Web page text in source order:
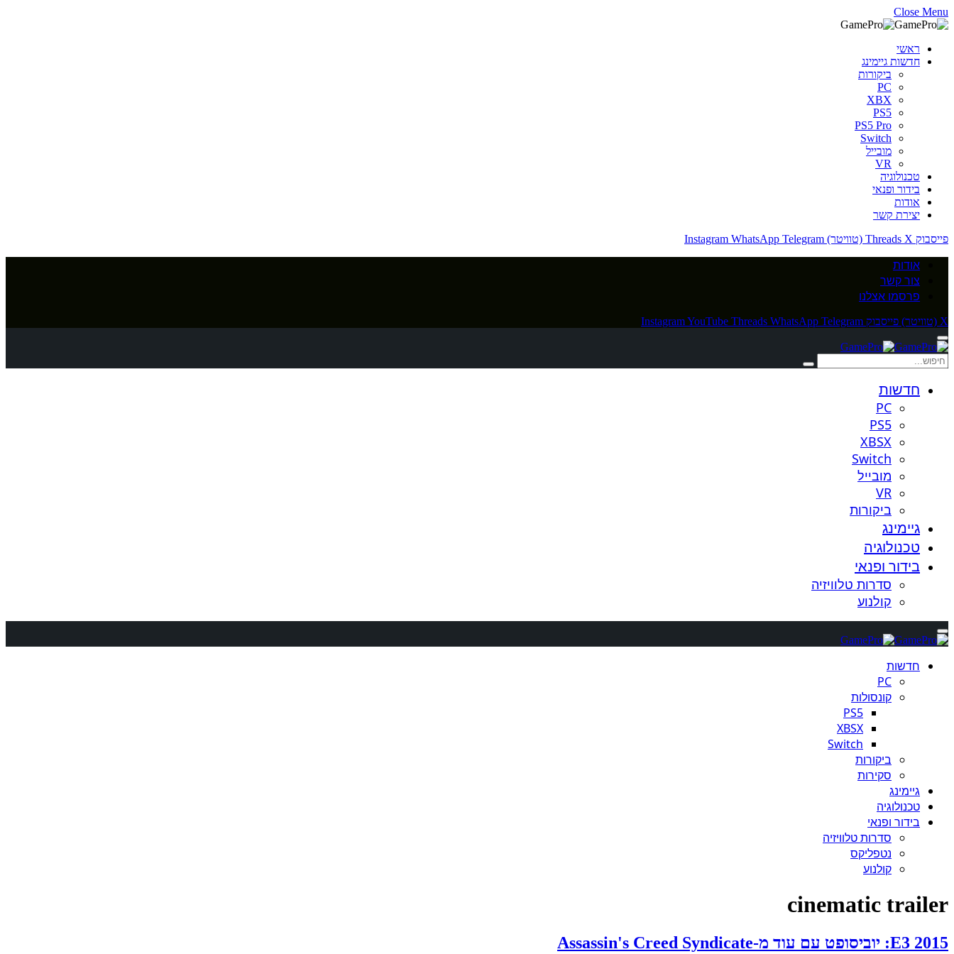
Close Menu
ראשי
חדשות גיימינג
ביקורות
PC
XBX
PS5
PS5 Pro
Switch
מובייל
VR
טכנולוגיה
בידור ופנאי
אודות
יצירת קשר
פייסבוק
Threads X (טוויטר) Instagram WhatsApp Telegram
אודות
צור קשר
פרסמו אצלנו
X (טוויטר) פייסבוק InstagramYouTube Threads WhatsApp Telegram
חדשות
PC
PS5
XBSX
Switch
מובייל
VR
ביקורות
גיימינג
טכנולוגיה
בידור ופנאי
סדרות טלוויזיה
קולנוע
חדשות
PC
קונסולות
PS5
XBSX
Switch
ביקורות
סקירות
גיימינג
טכנולוגיה
בידור ופנאי
סדרות טלוויזיה
נטפליקס
קולנוע
cinematic trailer
E3 2015: יוביסופט עם עוד מ-Assassin's Creed Syndicate